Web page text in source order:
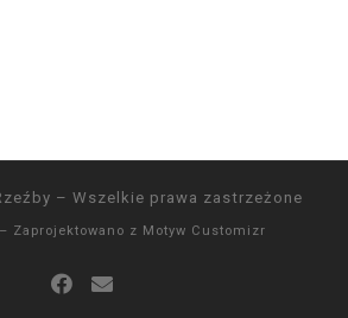
– Wszelkie prawa zastrzeżone
– Zaprojektowano z Motyw Customizr